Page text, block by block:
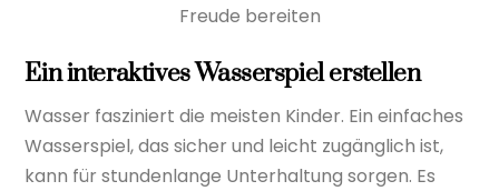
Freude bereiten
Ein interaktives Wasserspiel erstellen
Wasser fasziniert die meisten Kinder. Ein einfaches
Wasserspiel, das sicher und leicht zugänglich ist,
kann für stundenlange Unterhaltung sorgen. Es